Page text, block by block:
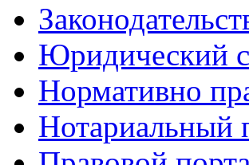
Юридический
Нормативно
Нотариальный